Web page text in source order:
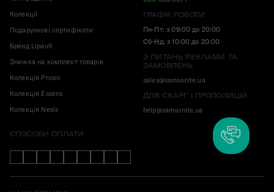
Колекції
Подарункові сертифікати
Бренд Lipault
Знижка на комплект товарів
Колекція Proxis
Колекція Essens
Колекція Nexis
ГРАФІК РОБОТИ
Пн-Пт: з 09:00 до 20:00
Сб-Нд: з 10:00 до 20:00
З ПИТАНЬ РЕКЛАМИ ТА
ЗАМОВЛЕНЬ
sales@samsonite.ua
ДЛЯ СКАРГ І ПРОПОЗИЦІЙ
help@samsonite.ua
СПОСОБИ ОПЛАТИ